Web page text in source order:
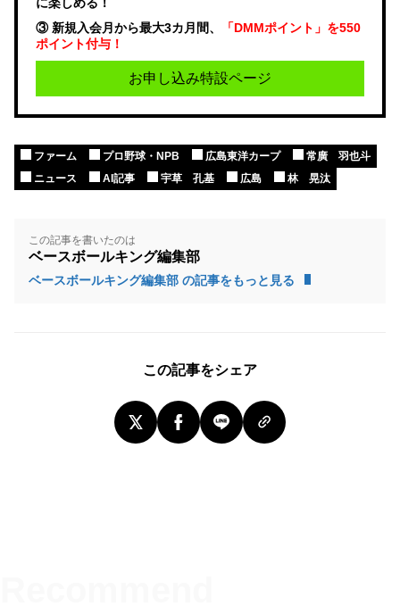
に楽しめる！
③ 新規入会月から最大3カ月間、
「DMMポイント」を550
ポイント付与！
お申し込み特設ページ
ファーム プロ野球・NPB 広島東洋カープ
常廣 羽也斗
ニュース
AI記事 宇草 孔基 広島 林 晃汰
この記事を書いたのは
ベースボールキング編集部
ベースボールキング編集部 の記事をもっと見る
この記事をシェア